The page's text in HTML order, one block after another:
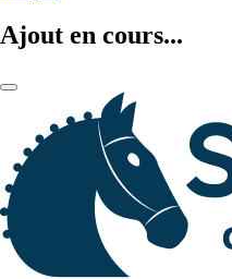
Ajout en cours...